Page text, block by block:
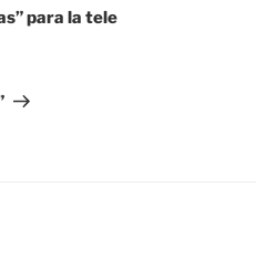
para la tele